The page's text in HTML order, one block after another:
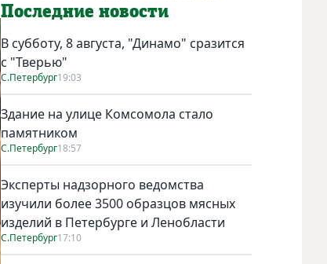
Социальная реклама
Последние новости
В субботу, 8 августа, "Динамо" сразится
с "Тверью"
С.Петербург19:03
Здание на улице Комсомола стало
памятником
С.Петербург18:57
Эксперты надзорного ведомства
изучили более 3500 образцов мясных
изделий в Петербурге и Ленобласти
С.Петербург17:10